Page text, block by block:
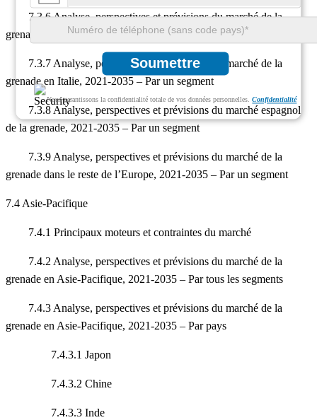
Soumettre
Nous garantissons la confidentialité totale de vos données personnelles.Confidentialité
7.3.6 Analyse, perspectives et prévisions du marché de la
grenade en France, 2021-2035 – Par un segment
7.3.7 Analyse, perspectives et prévisions du marché de la
grenade en Italie, 2021-2035 – Par un segment
7.3.8 Analyse, perspectives et prévisions du marché espagnol
de la grenade, 2021-2035 – Par un segment
7.3.9 Analyse, perspectives et prévisions du marché de la
grenade dans le reste de l’Europe, 2021-2035 – Par un segment
7.4 Asie-Pacifique
7.4.1 Principaux moteurs et contraintes du marché
7.4.2 Analyse, perspectives et prévisions du marché de la
grenade en Asie-Pacifique, 2021-2035 – Par tous les segments
7.4.3 Analyse, perspectives et prévisions du marché de la
grenade en Asie-Pacifique, 2021-2035 – Par pays
7.4.3.1 Japon
7.4.3.2 Chine
7.4.3.3 Inde